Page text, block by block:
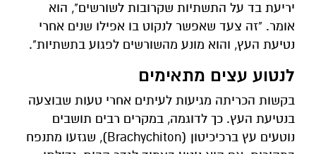
יריעת בד על התשתיות שקרובות לשורשים", הוא
אומר. "זה צעד שאפשר לנקוט בו אפילו שנים אחרי
נטיעת העץ, והוא מונע מהשורשים לפגוע בתשתיות".
לנטוע עצים מתאימים
בקשות הכריתה מגיעות לעיתים אחרי טעות שבוצעה
בנטיעת העץ. כך לדוגמה, במקרים רבים תושבים
נוטעים עץ ברכיכיטון (Brachychiton), שגזעו מתנפח